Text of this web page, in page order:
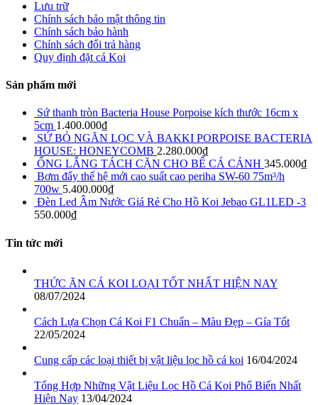
Lưu trữ
Chính sách bảo mật thông tin
Chính sách bảo hành
Chính sách đổi trả hàng
Quy định đặt cá Koi
Sản phẩm mới
Sứ thanh tròn Bacteria House Porpoise kích thước 16cm x
5cm 1.400.000₫
SỨ BỎ NGĂN LỌC VÀ BAKKI PORPOISE BACTERIA
HOUSE: HONEYCOMB 2.280.000₫
ỐNG LẮNG TÁCH CẶN CHO BỂ CÁ CẢNH 345.000₫
Bơm đẩy thế hệ mới cao suất cao periha SW-60 75m³/h
700w 5.400.000₫
Đèn Led Âm Nước Giá Rẻ Cho Hồ Koi Jebao GL1LED -3
550.000₫
Tin tức mới
THỨC ĂN CÁ KOI LOẠI TỐT NHẤT HIỆN NAY
08/07/2024
Cách Lựa Chọn Cá Koi F1 Chuẩn – Màu Đẹp – Gía Tốt
22/05/2024
Cung cấp các loại thiết bị vật liệu lọc hồ cá koi 16/04/2024
Tổng Hợp Những Vật Liệu Lọc Hồ Cá Koi Phổ Biến Nhất
Hiện Nay 13/04/2024